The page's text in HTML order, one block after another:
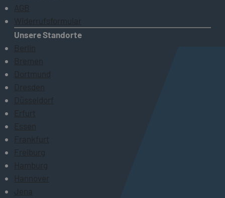
AGB
Widerrufsformular
Unsere Standorte
Berlin
Bremen
Dortmund
Dresden
Düsseldorf
Erfurt
Essen
Frankfurt
Freiburg
Hamburg
Hannover
Jena